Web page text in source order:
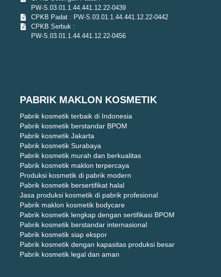
PW-S.03.01.1.44.441.12.22-0439
CPKB Padat : PW-S.03.01.1.44.441.12.22-0442
CPKB Serbuk :
PW-S.03.01.1.44.441.12.22-0456
PABRIK MAKLON KOSMETIK
Pabrik kosmetik terbaik di Indonesia
Pabrik kosmetik berstandar BPOM
Pabrik kosmetik Jakarta
Pabrik kosmetik Surabaya
Pabrik kosmetik murah dan berkualitas
Pabrik kosmetik maklon terpercaya
Produksi kosmetik di pabrik modern
Pabrik kosmetik bersertifikat halal
Jasa produksi kosmetik di pabrik profesional
Pabrik maklon kosmetik bodycare
Pabrik kosmetik lengkap dengan sertifikasi BPOM
Pabrik kosmetik berstandar internasional
Pabrik kosmetik siap ekspor
Pabrik kosmetik dengan kapasitas produksi besar
Pabrik kosmetik legal dan aman